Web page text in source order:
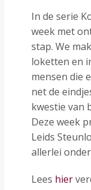
In de serie
week met
stap. We
loketten en
mensen die
net de
kwestie van
Deze week
Leids
allerlei
Lees hier